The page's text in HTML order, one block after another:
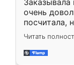
Заказывала
очень
посчитала,
Замерщик
делу со
за день,
Читать